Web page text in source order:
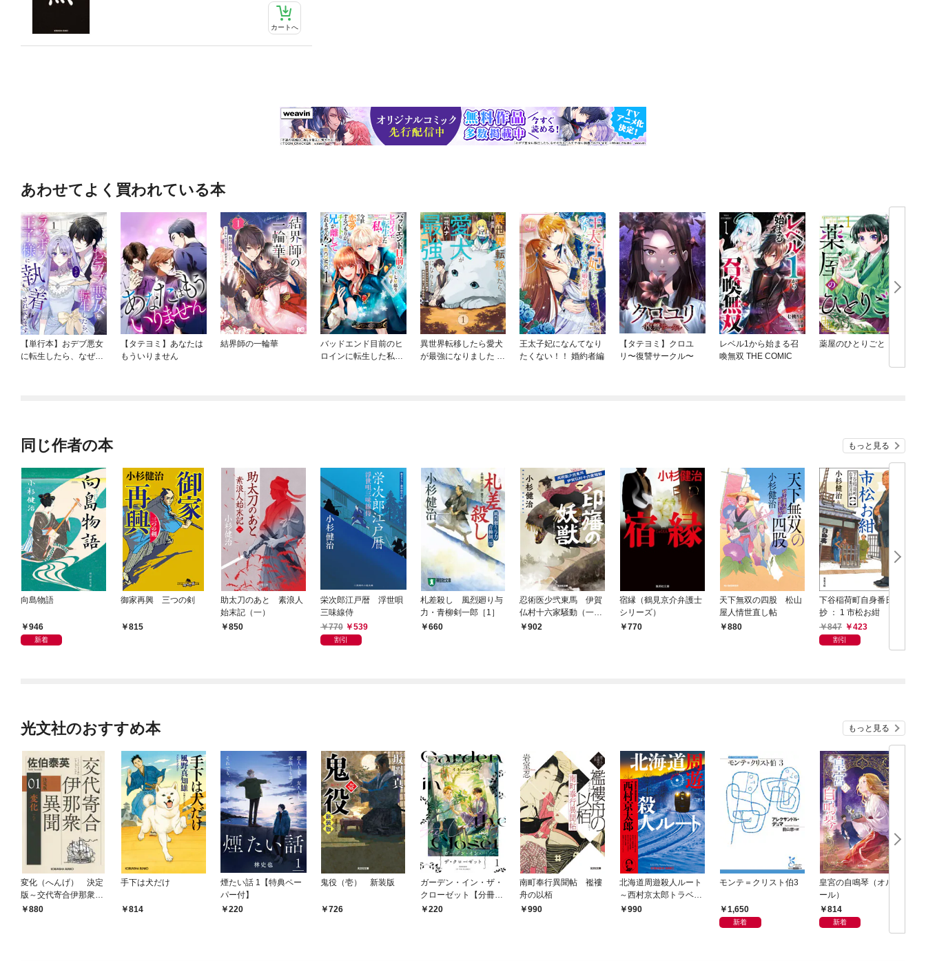
カートへ
あわせてよく買われている本
【単行本】おデブ悪女
に転生したら、なぜか
【タテヨミ】あなたは
もういりません
結界師の一輪華
バッドエンド目前のヒ
ロインに転生した私、
異世界転移したら愛犬
が最強になりました ～
王太子妃になんてなり
たくない！！ 婚約者編
【タテヨミ】クロユ
リ〜復讐サークル〜
レベル1から始まる召
喚無双 THE COMIC
薬屋のひとりごと
同じ作者の本 もっと見る
向島物語
946
新着
御家再興 三つの剣
815
助太刀のあと 素浪人
始末記（一）
850
栄次郎江戸暦 浮世唄
三味線侍
770
539
割引
札差殺し 風烈廻り与
力・青柳剣一郎［1］
660
忍術医少弐東馬 伊賀
仏村十六家騒動（一）
印旛の妖獣
902
宿縁（鶴見京介弁護士
シリーズ）
770
天下無双の四股 松山
屋人情世直し帖
880
下谷稲荷町自身番日月
抄 ： 1 市松お紺
847
423
割引
光文社のおすすめ本 もっと見る
変化（へんげ） 決定
版～交代寄合伊那衆異
聞（1）～
880
手下は犬だけ
814
煙たい話 1【特典ペー
パー付】
220
鬼役（壱） 新装版
726
ガーデン・イン・ザ・
クローゼット【分冊
版】1
220
南町奉行異聞帖 襤褸
舟の以栢
990
北海道周遊殺人ルート
～西村京太郎トラベル
ミステリー・セレクシ
990
モンテ＝クリスト伯3
1,650
新着
皇宮の自鳴琴（オルゴ
ール）
814
新着